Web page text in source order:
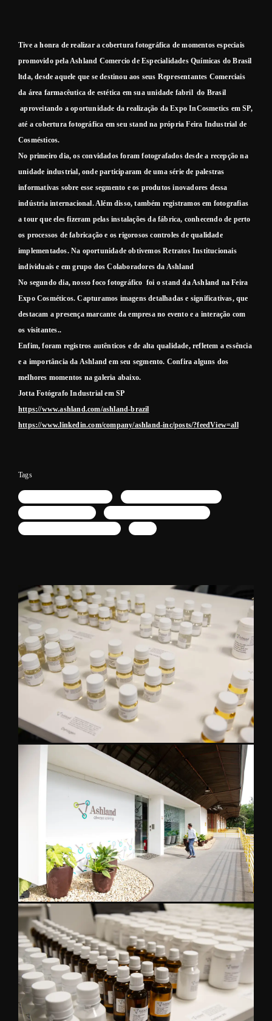
Tive a honra de realizar a cobertura fotográfica de momentos especiais
promovido pela Ashland Comercio de Especialidades Químicas do Brasil
ltda, desde aquele que se destinou aos seus Representantes Comerciais
da área farmacêutica de estética em sua unidade fabril do Brasil
aproveitando a oportunidade da realização da Expo InCosmetics em SP,
até a cobertura fotográfica em seu stand na própria Feira Industrial de
Cosmésticos.
No primeiro dia, os convidados foram fotografados desde a recepção na
unidade industrial, onde participaram de uma série de palestras
informativas sobre esse segmento e os produtos inovadores dessa
indústria internacional. Além disso, também registramos em fotografias
a tour que eles fizeram pelas instalações da fábrica, conhecendo de perto
os processos de fabricação e os rigorosos controles de qualidade
implementados. Na oportunidade obtivemos Retratos Institucionais
individuais e em grupo dos Colaboradores da Ashland
No segundo dia, nosso foco fotográfico foi o stand da Ashland na Feira
Expo Cosméticos. Capturamos imagens detalhadas e significativas, que
destacam a presença marcante da empresa no evento e a interação com
os visitantes..
Enfim, foram registros autênticos e de alta qualidade, refletem a essência
e a importância da Ashland em seu segmento. Confira alguns dos
melhores momentos na galeria abaixo.
Jotta Fotógrafo Industrial em SP
https://www.ashland.com/ashland-brazil
https://www.linkedin.com/company/ashland-inc/posts/?feedView=all
Tags